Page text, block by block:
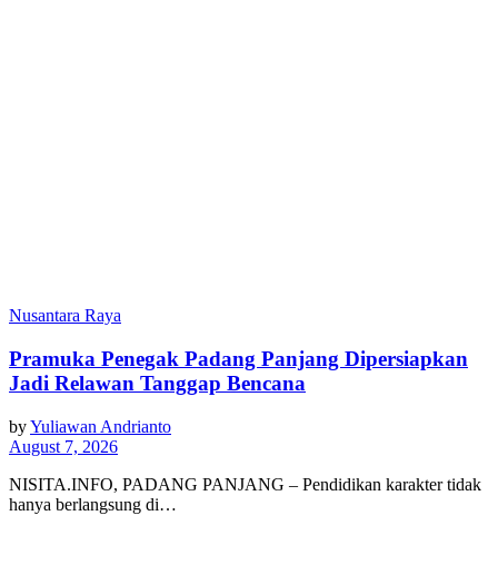
Nusantara Raya
Pramuka Penegak Padang Panjang Dipersiapkan
Jadi Relawan Tanggap Bencana
byYuliawan Andrianto
August 7, 2026
NISITA.INFO, PADANG PANJANG – Pendidikan karakter tidak
hanya berlangsung di…